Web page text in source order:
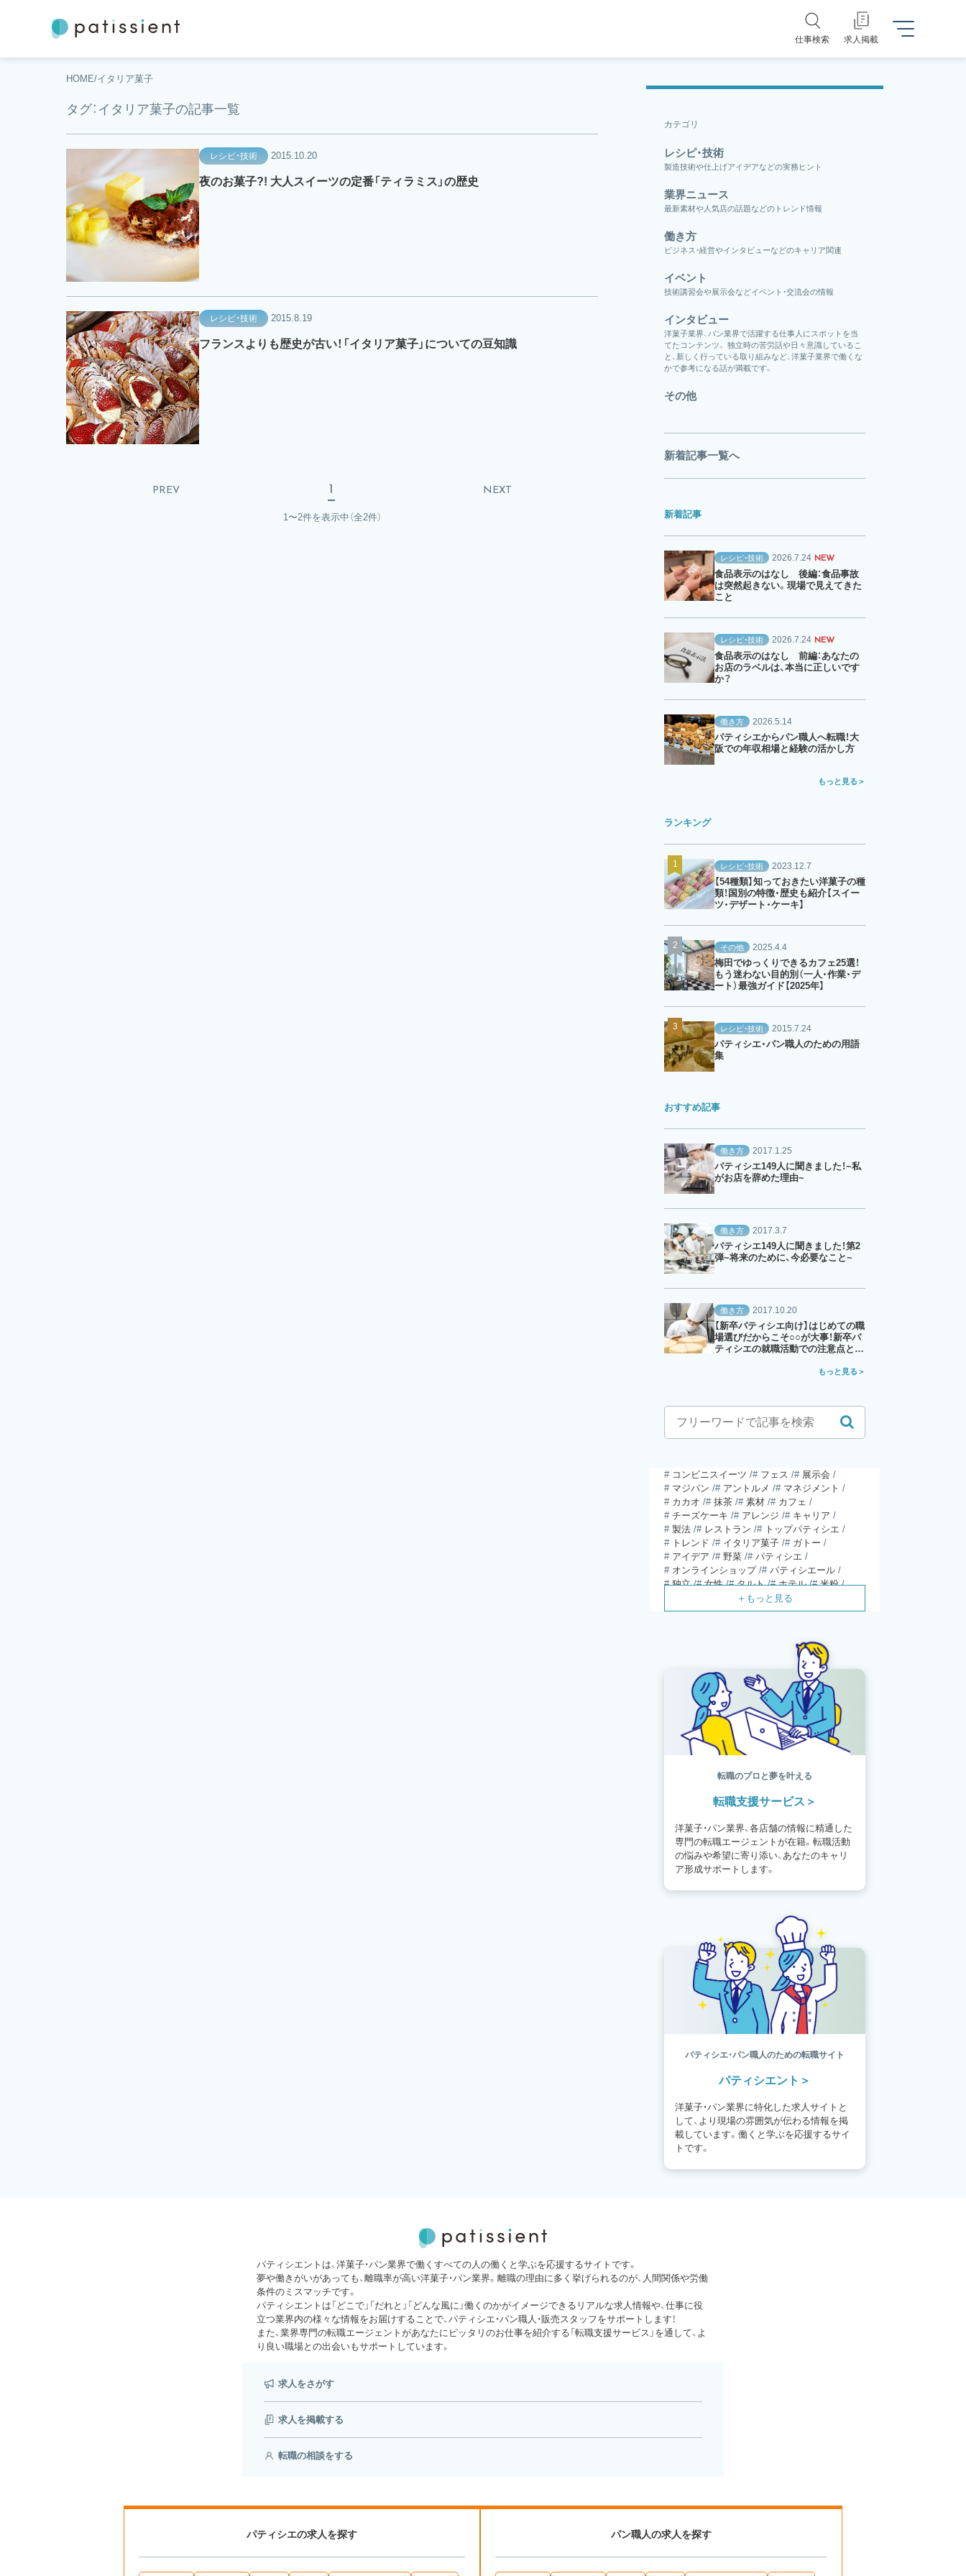
仕事検索 求人掲載
HOME イタリア菓子
タグ：イタリア菓子の記事一覧
レシピ・技術 2015.10.20
夜のお菓子?! 大人スイーツの定番「ティラミス」の歴史
レシピ・技術 2015.8.19
フランスよりも歴史が古い！「イタリア菓子」についての豆知識
PREV 1 NEXT
1〜2件を表示中 （全2件）
カテゴリ
レシピ・技術
製造技術や仕上げアイデアなどの実務ヒント
業界ニュース
最新素材や人気店の話題などのトレンド情報
働き方
ビジネス・経営やインタビューなどのキャリア関連
イベント
技術講習会や展示会などイベント・交流会の情報
インタビュー
洋菓子業界、パン業界で活躍する仕事人にスポットを当
てたコンテンツ。 独立時の苦労話や日々意識しているこ
と、新しく行っている取り組みなど、洋菓子業界で働くな
かで参考になる話が満載です。
その他
新着記事一覧へ
新着記事
レシピ・技術 2026.7.24 NEW
食品表示のはなし 後編：食品事故
は突然起きない。現場で見えてきた
こと
レシピ・技術 2026.7.24 NEW
食品表示のはなし 前編：あなたの
お店のラベルは、本当に正しいです
か？
働き方 2026.5.14
パティシエからパン職人へ転職！大
阪での年収相場と経験の活かし方
もっと見る
ランキング
レシピ・技術 2023.12.7
【54種類】知っておきたい洋菓子の種
類！国別の特徴・歴史も紹介【スイー
ツ・デザート・ケーキ】
その他 2025.4.4
梅田でゆっくりできるカフェ25選！
もう迷わない目的別（一人・作業・デ
ート）最強ガイド【2025年】
レシピ・技術 2015.7.24
パティシエ・パン職人のための用語
集
おすすめ記事
働き方 2017.1.25
パティシエ149人に聞きました！~私
がお店を辞めた理由~
働き方 2017.3.7
パティシエ149人に聞きました！第2
弾~将来のために、今必要なこと~
働き方 2017.10.20
【新卒パティシエ向け】はじめての職
場選びだからこそ○○が大事！新卒パ
ティシエの就職活動での注意点と
もっと見る
コンビニスイーツ フェス
展示会
マジパン
アントルメ
マネジメント
カカオ
抹茶 素材
カフェ
チーズケーキ
アレンジ
キャリア
製法
レストラン
トップパティシエ
トレンド
イタリア菓子
ガトー
アイデア
野菜
パティシエ
オンラインショップ
パティシエール
独立
女性 タルト ホテル
米粉
パウンドケーキ
ガレット・デ・ロワ
SDGs
SNS 母の日
モンブラン
パッケージ
商品開発
ブーランジェ
体験記
コンテスト 販売促進
スタッフ育成
就職活動
スイーツ
IT 業界事情
講習会
潜入レポート
クリスマス
新人パティシエ
インタビュー
アンケート
働き方
フリーランス
ウェデイングケーキ
バレンタイン
ベーカリー
工場 専門学生
アシェットデセール
資格
シェフ
フランス
オーブン担当
チョコレート
身体のケア
歴史
転職のプロと夢を叶える
転職支援サービス
洋菓子・パン業界、各店舗の情報に精通した
専門の転職エージェントが在籍。転職活動
の悩みや希望に寄り添い、あなたのキャリ
ア形成サポートします。
パティシエ・パン職人のための転職サイト
パティシエント
洋菓子・パン業界に特化した求人サイトと
して、より現場の雰囲気が伝わる情報を掲
載しています。働くと学ぶを応援するサイ
トです。
パティシエントは、洋菓子・パン業界で働くすべての人の働くと学ぶを応援するサイトです。
夢や働きがいがあっても、離職率が高い洋菓子・パン業界。離職の理由に多く挙げられるのが、人間関係や労働
条件のミスマッチです。
パティシエントは「どこで」「だれと」「どんな風に」働くのかがイメージできるリアルな求人情報や、仕事に役
立つ業界内の様々な情報をお届けすることで、パティシエ・パン職人・販売スタッフをサポートします！
また、業界専門の転職エージェントがあなたにピッタリのお仕事を紹介する「転職支援サービス」を通して、よ
り良い職場との出会いもサポートしています。
求人をさがす
求人を掲載する
転職の相談をする
パティシエの求人を探す パン職人の求人を探す